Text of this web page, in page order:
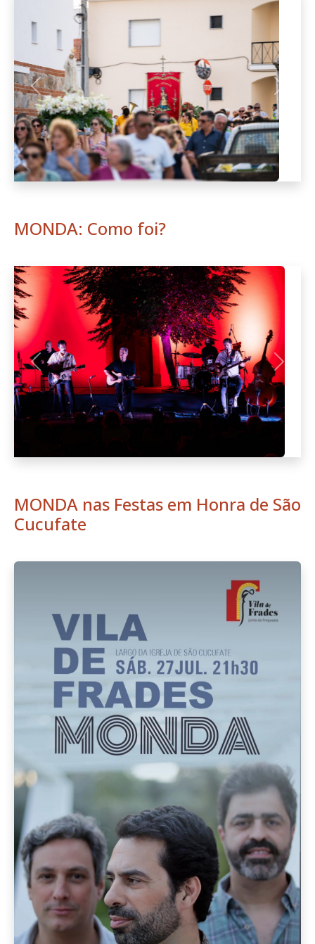
Anterior
MONDA: Como foi?
Anterior
MONDA nas Festas em Honra de São
Cucufate